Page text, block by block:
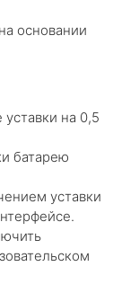
основании
на 0,5
батарею
уставки